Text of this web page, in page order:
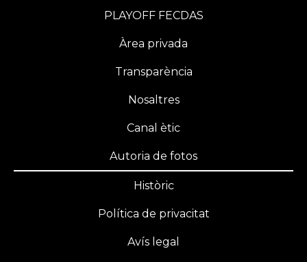
PLAYOFF FECDAS
Àrea privada
Transparència
Nosaltres
Canal ètic
Autoria de fotos
Històric
Política de privacitat
Avís legal